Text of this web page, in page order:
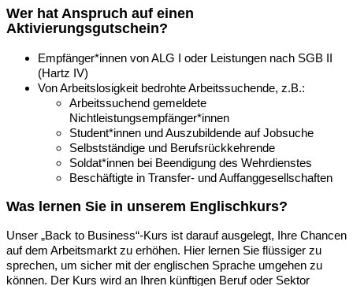
Wer hat Anspruch auf einen
Aktivierungsgutschein?
Empfänger*innen von ALG I oder Leistungen nach SGB II
(Hartz IV)
Von Arbeitslosigkeit bedrohte Arbeitssuchende, z.B.:
Arbeitssuchend gemeldete
Nichtleistungsempfänger*innen
Student*innen und Auszubildende auf Jobsuche
Selbstständige und Berufsrückkehrende
Soldat*innen bei Beendigung des Wehrdienstes
Beschäftigte in Transfer- und Auffanggesellschaften
Was lernen Sie in unserem Englischkurs?
Unser „Back to Business“-Kurs ist darauf ausgelegt, Ihre Chancen
auf dem Arbeitsmarkt zu erhöhen. Hier lernen Sie flüssiger zu
sprechen, um sicher mit der englischen Sprache umgehen zu
können. Der Kurs wird an Ihren künftigen Beruf oder Sektor